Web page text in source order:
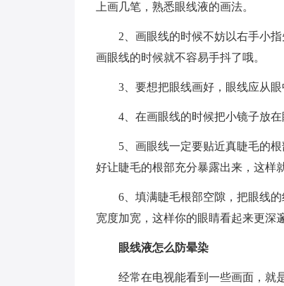
上画几笔，熟悉眼线液的画法。
2、画眼线的时候不妨以右手小
画眼线的时候就不容易手抖了哦。
3、要想把眼线画好，眼线应从
4、在画眼线的时候把小镜子放
5、画眼线一定要贴近真睫毛的
好让睫毛的根部充分暴露出来，这样
6、填满睫毛根部空隙，把眼线
宽度加宽，这样你的眼睛看起来更深
眼线液怎么防晕染
经常在电视能看到一些画面，就